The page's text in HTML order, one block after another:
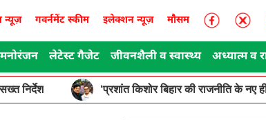
न्यूज़ गवर्नमेंट स्कीम इलेक्शन न्यूज़ मौसम
मनोरंजन लेटेस्ट गैजेट जीवनशैली व स्वास्थ्य अध्यात्म व
निर्देश ‘प्रशांत किशोर बिहार की राजनीति के नए